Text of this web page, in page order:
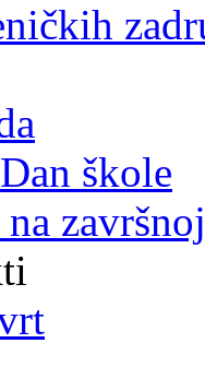
škole
na